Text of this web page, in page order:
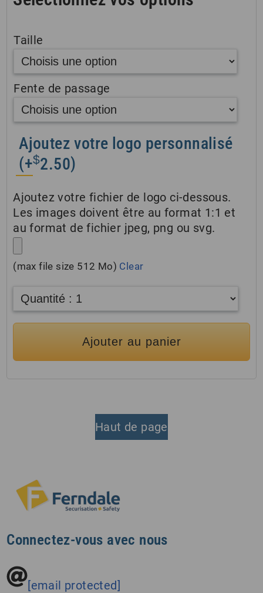
Taille
Fente de passage
Ajoutez votre logo personnalisé
(+$2.50)
Ajoutez votre fichier de logo ci-dessous.
Les images doivent être au format 1:1 et
au format de fichier jpeg, png ou svg.
(max file size 512 Mo) Clear
Ajouter au panier
Haut de page
Connectez-vous avec nous
[email protected]